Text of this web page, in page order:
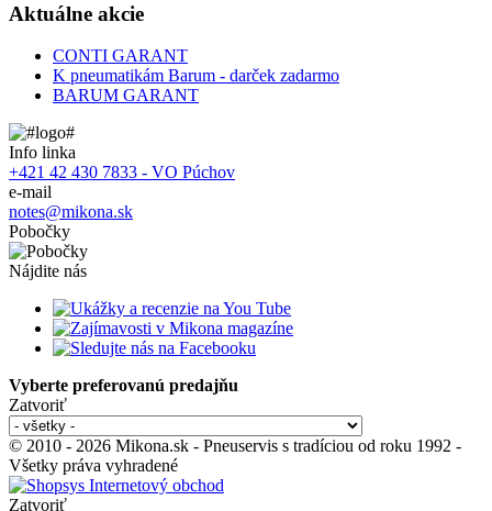
Aktuálne akcie
CONTI GARANT
K pneumatikám Barum - darček zadarmo
BARUM GARANT
Info linka
+421 42 430 7833 - VO Púchov
e-mail
notes@mikona.sk
Pobočky
Nájdite nás
Vyberte preferovanú predajňu
Zatvoriť
© 2010 - 2026 Mikona.sk - Pneuservis s tradíciou od roku 1992 -
Všetky práva vyhradené
Zatvoriť